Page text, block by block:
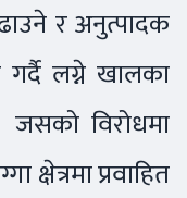
र अनुत्पादक
गर्दै लग्ने खालका
विरोधमा
क्षेत्रमा प्रवाहित